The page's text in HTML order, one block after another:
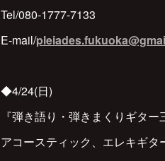
Tel/080-1777-7133
E-mail/
◆4/24(日)
『弾き語り・弾きまくりギタ
アコースティック、エレキギ